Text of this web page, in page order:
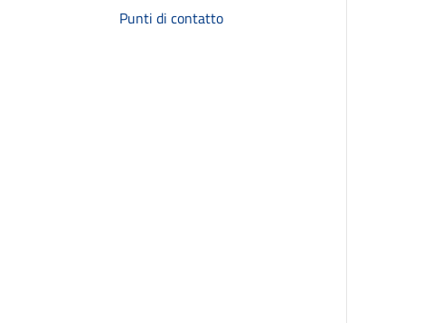
Punti di contatto